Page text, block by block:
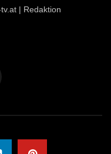
| Redaktion